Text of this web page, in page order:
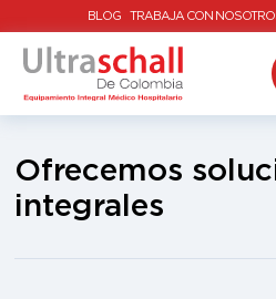
BLOG TRABAJA CON
Ofrecemos
integrales